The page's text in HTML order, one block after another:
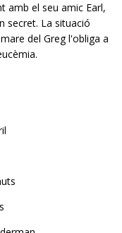
amb el seu amic Earl,
secret. La situació
del Greg l'obliga a